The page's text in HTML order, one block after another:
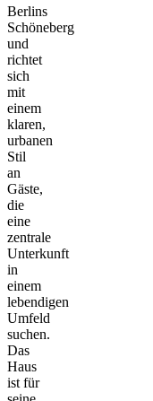
Berlins
Schöneberg
und
richtet
sich
mit
einem
klaren,
urbanen
Stil
an
Gäste,
die
eine
zentrale
Unterkunft
in
einem
lebendigen
Umfeld
suchen.
Das
Haus
ist für